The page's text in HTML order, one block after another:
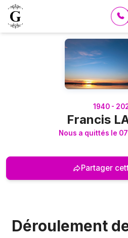
Logo Pompes Funèbres GUERIN
1940 -
Francis
Nous a quittés le
Partager
Déroulement